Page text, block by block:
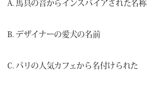
A. 馬具の音からインスパイアされた名称
B. デザイナーの愛犬の名前
C. パリの人気カフェから名付けられた